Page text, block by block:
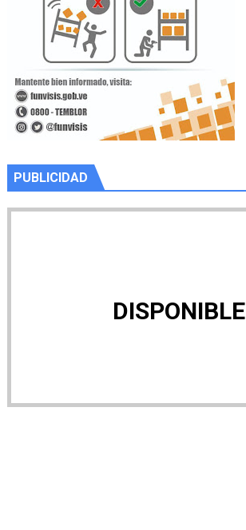
PUBLICIDAD
DISPONIBLE